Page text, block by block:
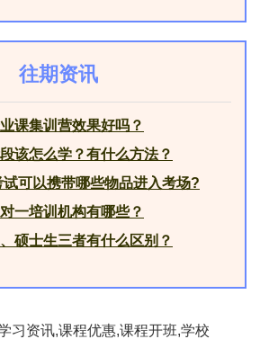
往期资讯
课集训营效果好吗？
该怎么学？有什么方法？
可以携带哪些物品进入考场?
一培训机构有哪些？
硕士生三者有什么区别？
习资讯,课程优惠,课程开班,学校